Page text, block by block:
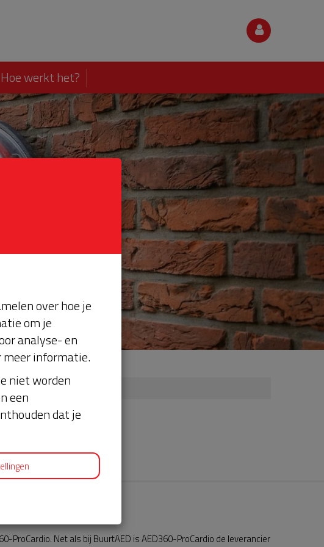
Hoe werkt het?
ProCardio. Net als bij BuurtAED is AED360-ProCardio de leverancier
over hoe je
om je
analyse- en
meer informatie.
niet worden
een
dat je